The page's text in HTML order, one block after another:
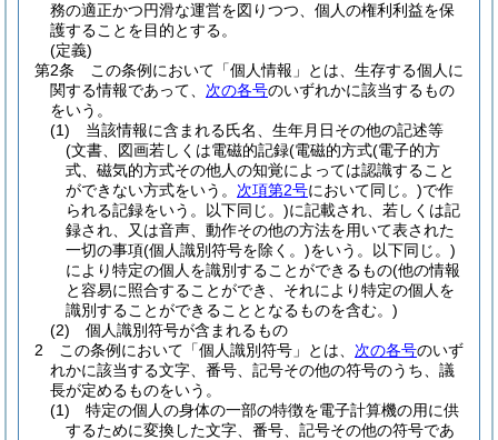
務の適正かつ円滑な運営を図りつつ、個人の権利利益を保
護することを目的とする。
(定義)
第2条
この条例において「個人情報」とは、生存する個人に
関する情報であって、 次の各号のいずれかに該当するもの
をいう。
(1)
当該情報に含まれる氏名、生年月日その他の記述等
(文書、図画若しくは電磁的記録(電磁的方式(電子的方
式、磁気的方式その他人の知覚によっては認識すること
ができない方式をいう。 次項第2号において同じ。)で作
られる記録をいう。以下同じ。)に記載され、若しくは記
録され、又は音声、動作その他の方法を用いて表された
一切の事項(個人識別符号を除く。)をいう。以下同じ。)
により特定の個人を識別することができるもの(他の情報
と容易に照合することができ、それにより特定の個人を
識別することができることとなるものを含む。)
(2)
個人識別符号が含まれるもの
2
この条例において「個人識別符号」とは、 次の各号のいず
れかに該当する文字、番号、記号その他の符号のうち、議
長が定めるものをいう。
(1)
特定の個人の身体の一部の特徴を電子計算機の用に供
するために変換した文字、番号、記号その他の符号であ